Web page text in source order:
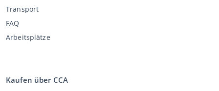
Transport
FAQ
Arbeitsplätze
Kaufen über CCA